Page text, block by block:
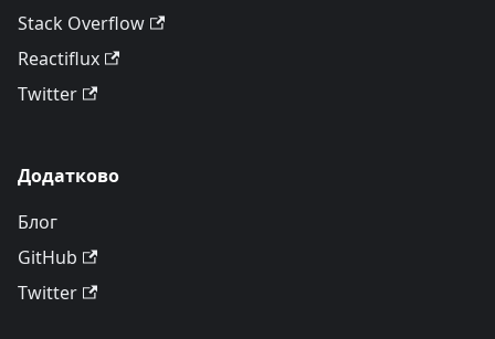
Stack Overflow
Reactiflux
Twitter
Додатково
Блог
GitHub
Twitter